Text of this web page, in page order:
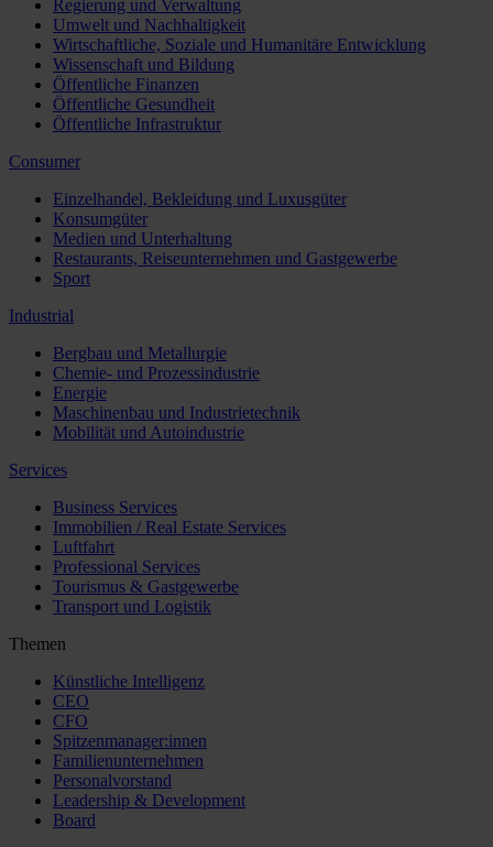
Regierung und Verwaltung
Umwelt und Nachhaltigkeit
Wirtschaftliche, Soziale und Humanitäre Entwicklung
Wissenschaft und Bildung
Öffentliche Finanzen
Öffentliche Gesundheit
Öffentliche Infrastruktur
Consumer
Einzelhandel, Bekleidung und Luxusgüter
Konsumgüter
Medien und Unterhaltung
Restaurants, Reiseunternehmen und Gastgewerbe
Sport
Industrial
Bergbau und Metallurgie
Chemie- und Prozessindustrie
Energie
Maschinenbau und Industrietechnik
Mobilität und Autoindustrie
Services
Business Services
Immobilien / Real Estate Services
Luftfahrt
Professional Services
Tourismus & Gastgewerbe
Transport und Logistik
Themen
Künstliche Intelligenz
CEO
CFO
Spitzenmanager:innen
Familienunternehmen
Personalvorstand
Leadership & Development
Board